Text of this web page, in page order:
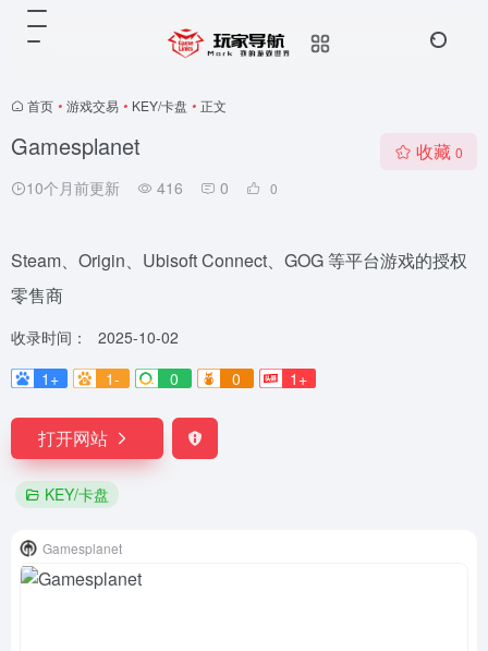
首页 • 游戏交易 • KEY/卡盘 • 正文
Gamesplanet
10个月前更新 416 0 0
收藏 0
Steam、Origin、Ubisoft Connect、GOG 等平台游戏的授权
零售商
收录时间：
2025-10-02
1+
1- 0 0 1+
打开网站
KEY/卡盘
Gamesplanet